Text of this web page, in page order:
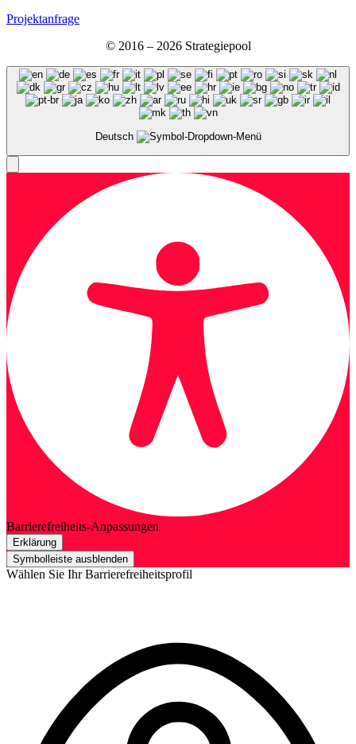
Projektanfrage
© 2016 – 2026 Stra­te­gie­pool
Deutsch
Barrierefreiheits-Anpassungen
Erklärung
Symbolleiste ausblenden
Wählen Sie Ihr Barrierefreiheitsprofil